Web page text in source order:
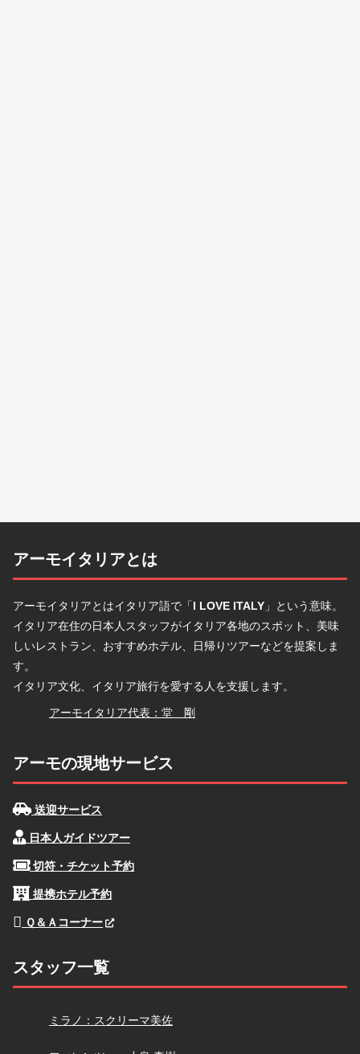
アーモイタリアとは
アーモイタリアとはイタリア語で「I LOVE ITALY 」という意味。
イタリア在住の日本人スタッフがイタリア各地のスポット、美味
しいレストラン、おすすめホテル、日帰りツアーなどを提案しま
す。
イタリア文化、イタリア旅行を愛する人を支援します。
堂
アーモイタリア代表：堂 剛
アーモの現地サービス
送迎サービス
日本人ガイドツアー
切符・チケット予約
提携ホテル予約
Ｑ＆Ａコーナー
スタッフ一覧
スクリーマ
ミラノ：スクリーマ美佐